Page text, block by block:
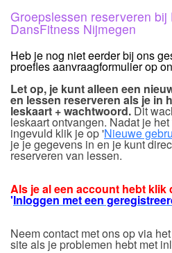
Groepslessen reserveren bij
DansFitness Nijmegen
Heb je nog niet eerder bij ons
proefles aanvraagformulier op
Let op, je kunt alleen een
en lessen reserveren als je in
leskaart + wachtwoord. Dit
leskaart ontvangen. Nadat je
ingevuld klik je op 'Nieuwe
je je gegevens in en je kunt
reserveren van lessen.
Als je al een account hebt klik
'Inloggen met een
Neem contact met ons op via het
site als je problemen hebt met